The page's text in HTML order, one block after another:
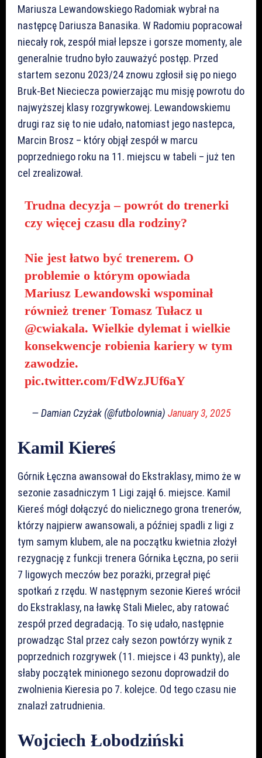
Mariusza Lewandowskiego Radomiak wybrał na
następcę Dariusza Banasika. W Radomiu popracował
niecały rok, zespół miał lepsze i gorsze momenty, ale
generalnie trudno było zauważyć postęp. Przed
startem sezonu 2023/24 znowu zgłosił się po niego
Bruk-Bet Nieciecza powierzając mu misję powrotu do
najwyższej klasy rozgrywkowej. Lewandowskiemu
drugi raz się to nie udało, natomiast jego nastepca,
Marcin Brosz – który objął zespół w marcu
poprzedniego roku na 11. miejscu w tabeli – już ten
cel zrealizował.
Trudna decyzja – powrót do trenerki
czy więcej czasu dla rodziny?
Nie jest łatwo być trenerem. O
problemie o którym opowiada
Mariusz Lewandowski wspominał
również trener Tomasz Tułacz u
@cwiakala. Wielkie dylemat i wielkie
konsekwencje robienia kariery w tym
zawodzie.
pic.twitter.com/FdWzJUf6aY
— Damian Czyżak (@futbolownia) January 3, 2025
Kamil Kiereś
Górnik Łęczna awansował do Ekstraklasy, mimo że w
sezonie zasadniczym 1 Ligi zajął 6. miejsce. Kamil
Kiereś mógł dołączyć do nielicznego grona trenerów,
którzy najpierw awansowali, a później spadli z ligi z
tym samym klubem, ale na początku kwietnia złożył
rezygnację z funkcji trenera Górnika Łęczna, po serii
7 ligowych meczów bez porażki, przegrał pięć
spotkań z rzędu. W następnym sezonie Kiereś wrócił
do Ekstraklasy, na ławkę Stali Mielec, aby ratować
zespół przed degradacją. To się udało, następnie
prowadząc Stal przez cały sezon powtórzy wynik z
poprzednich rozgrywek (11. miejsce i 43 punkty), ale
słaby początek minionego sezonu doprowadził do
zwolnienia Kieresia po 7. kolejce. Od tego czasu nie
znalazł zatrudnienia.
Wojciech Łobodziński